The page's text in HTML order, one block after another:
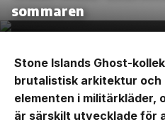
sommaren
Stone Islands Ghost-
brutalistisk arkitektur och
elementen i militärkläder,
är särskilt utvecklade för